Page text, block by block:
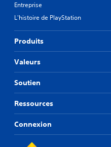
Entreprise
L'histoire de PlayStation
Produits
Valeurs
Soutien
Ressources
Connexion